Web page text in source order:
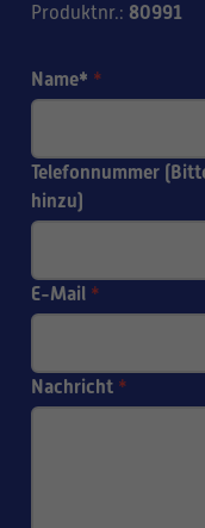
Produktnr.: 80991
Name* *
Telefonnummer
hinzu)
E-Mail *
Nachricht *